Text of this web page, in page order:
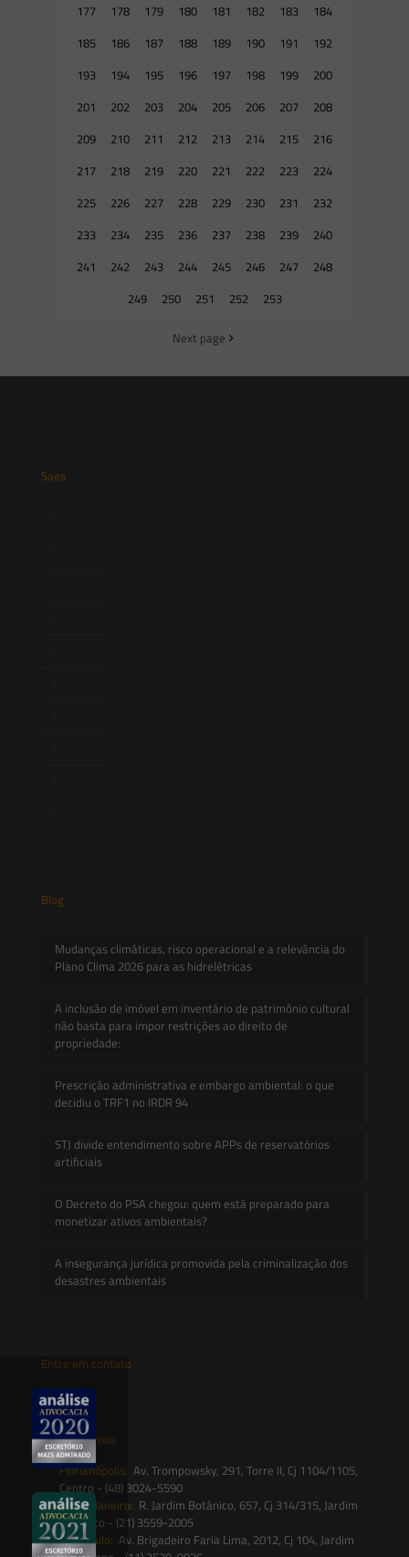
177
178 179 180 181 182 183
184
185
186 187 188 189 190 191
192
193
194 195 196 197 198 199
200
201
202 203 204 205 206 207
208
209
210 211 212 213 214 215
216
217
218 219 220 221 222 223
224
225
226 227 228 229 230 231
232
233
234 235 236 237 238 239
240
241
242 243 244 245 246 247
248
249
250 251 252 253
Next page
Saes
Blog
Mudanças climáticas, risco operacional e a relevância do
Plano Clima 2026 para as hidrelétricas
A inclusão de imóvel em inventário de patrimônio cultural
não basta para impor restrições ao direito de
propriedade:
Prescrição administrativa e embargo ambiental: o que
decidiu o TRF1 no IRDR 94
STJ divide entendimento sobre APPs de reservatórios
artificiais
O Decreto do PSA chegou: quem está preparado para
monetizar ativos ambientais?
A insegurança jurídica promovida pela criminalização dos
desastres ambientais
Entre em contato
contato@saesadvogados.com.br
Onde estamos
Florianópolis: Av. Trompowsky, 291, Torre II, Cj 1104/1105,
Centro - (48) 3024-5590
Rio de Janeiro: R. Jardim Botânico, 657, Cj 314/315, Jardim
Botânico - (21) 3559-2005
São Paulo: Av. Brigadeiro Faria Lima, 2012, Cj 104, Jardim